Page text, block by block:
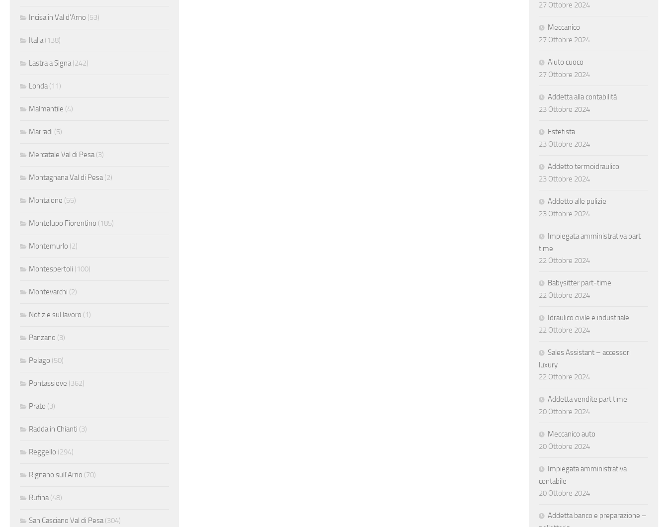
Incisa in Val d'Arno (53)
Italia(138)
Lastra a Signa(242)
Londa(11)
Malmantile (4)
Marradi (5)
Mercatale Val di Pesa(3)
Montagnana Val di Pesa(2)
Montaione (55)
Montelupo Fiorentino (185)
Montemurlo (2)
Montespertoli (100)
Montevarchi (2)
Notizie sul lavoro (1)
Panzano (3)
Pelago (50)
Pontassieve (362)
Prato (3)
Radda in Chianti (3)
Reggello (294)
Rignano sull'Arno (70)
Rufina(48)
San Casciano Val di Pesa(304)
27 Ottobre 2024
Meccanico
27 Ottobre 2024
Aiuto cuoco
27 Ottobre 2024
Addetta alla contabilità
23 Ottobre 2024
Estetista
23 Ottobre 2024
Addetto termoidraulico
23 Ottobre 2024
Addetto alle pulizie
23 Ottobre 2024
Impiegata amministrativa part
time
22 Ottobre 2024
Babysitter part-time
22 Ottobre 2024
Idraulico civile e industriale
22 Ottobre 2024
Sales Assistant – accessori
luxury
22 Ottobre 2024
Addetta vendite part time
20 Ottobre 2024
Meccanico auto
20 Ottobre 2024
Impiegata amministrativa
contabile
20 Ottobre 2024
Addetta banco e preparazione –